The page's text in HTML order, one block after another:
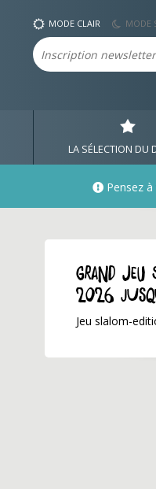
MODE CLAIR MODE
Email
LA SÉLECTION DU
Pensez
GRAND
2026
Jeu slalom-